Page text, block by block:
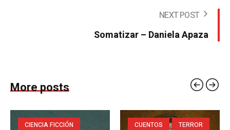
NEXT POST
Somatizar – Daniela Apaza
More posts
CIENCIA FICCIÓN
CUENTOS TERROR